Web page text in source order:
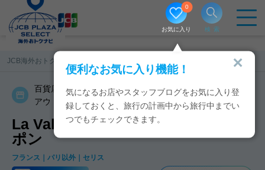
お気に入り
0
便利なお気に入り機能！
気になるお店やスタッフブログをお気に入り登
録しておくと、旅行の計画中から旅行中までい
つでもチェックできます。
検索
JCB海外おトクナビ
百貨店／免税店／ショッピングモール
アウトレットモール
La Vallée VillageのJCB特典・クー
ポン
フランス パリ以外 セリス